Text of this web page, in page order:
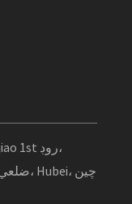
Houhu گهٽي، Jiangnan ضلعي، ووهان، Hubei، چين